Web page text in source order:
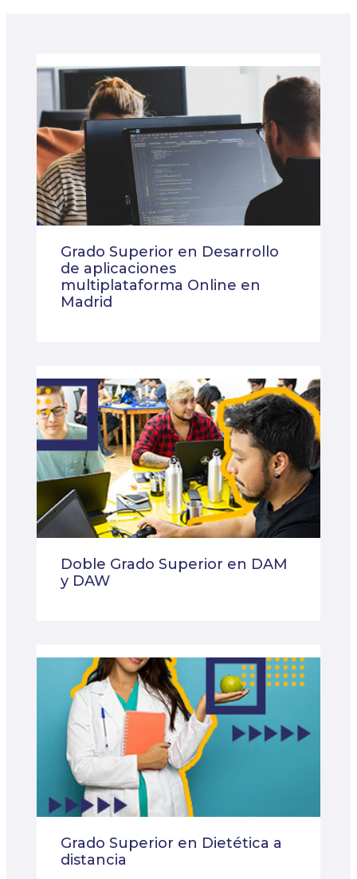
Grado Superior en Desarrollo
de aplicaciones
multiplataforma Online en
Madrid
Doble Grado Superior en DAM
y DAW
Grado Superior en Dietética a
distancia